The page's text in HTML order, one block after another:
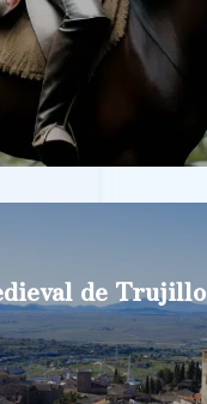
de Trujillo